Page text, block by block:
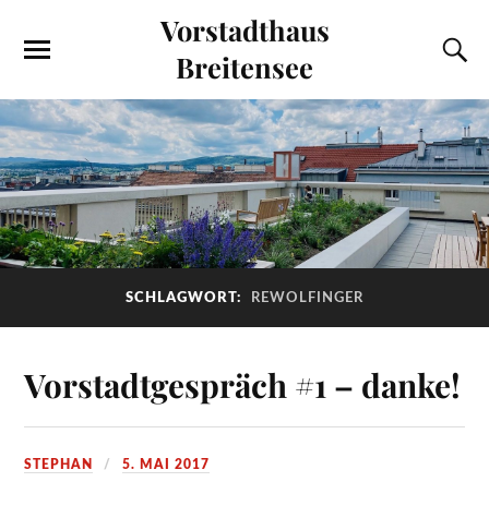
Vorstadthaus
Breitensee
SCHLAGWORT: REWOLFINGER
Vorstadtgespräch #1 – danke!
STEPHAN 5. MAI 2017